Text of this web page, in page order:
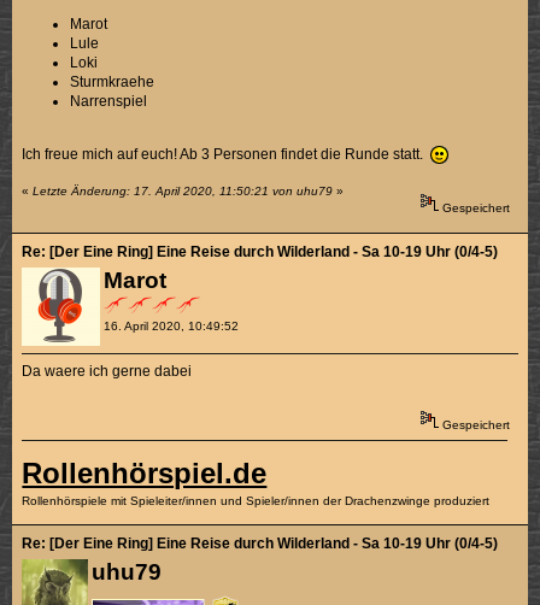
Marot
Lule
Loki
Sturmkraehe
Narrenspiel
Ich freue mich auf euch! Ab 3 Personen findet die Runde statt.
«Letzte Änderung: 17. April 2020, 11:50:21 von uhu79 »
Gespeichert
Marot
16. April 2020, 10:49:52
Re: [Der Eine Ring] Eine Reise durch Wilderland - Sa 10-19 Uhr (0/4-5)
Da waere ich gerne dabei
Gespeichert
Rollenhörspiel.de
Rollenhörspiele mit Spieleiter/innen und Spieler/innen der Drachenzwinge produziert
uhu79
Re: [Der Eine Ring] Eine Reise durch Wilderland - Sa 10-19 Uhr (0/4-5)